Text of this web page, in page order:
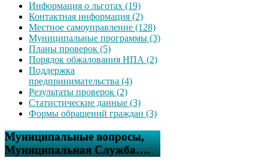
Информация о льготах (19)
Контактная информация (2)
Местное самоуправление (128)
Муниципальные программы (3)
Планы проверок (5)
Порядок обжалования НПА (2)
Поддержка
предпринимательства (4)
Результаты проверок (2)
Статистические данные (3)
Формы обращений граждан (3)
Муниципальные вопросы,
Муниципальная Служба….